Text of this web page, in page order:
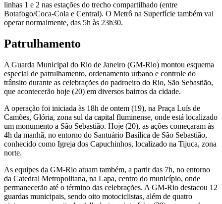
linhas 1 e 2 nas estações do trecho compartilhado (entre
Botafogo/Coca-Cola e Central). O Metrô na Superfície também vai
operar normalmente, das 5h às 23h30.
Patrulhamento
A Guarda Municipal do Rio de Janeiro (GM-Rio) montou esquema
especial de patrulhamento, ordenamento urbano e controle do
trânsito durante as celebrações do padroeiro do Rio, São Sebastião,
que acontecerão hoje (20) em diversos bairros da cidade.
A operação foi iniciada às 18h de ontem (19), na Praça Luís de
Camões, Glória, zona sul da capital fluminense, onde está localizado
um monumento a São Sebastião. Hoje (20), as ações começaram às
4h da manhã, no entorno do Santuário Basílica de São Sebastião,
conhecido como Igreja dos Capuchinhos, localizado na Tijuca, zona
norte.
As equipes da GM-Rio atuam também, a partir das 7h, no entorno
da Catedral Metropolitana, na Lapa, centro do município, onde
permanecerão até o término das celebrações. A GM-Rio destacou 12
guardas municipais, sendo oito motociclistas, além de quatro